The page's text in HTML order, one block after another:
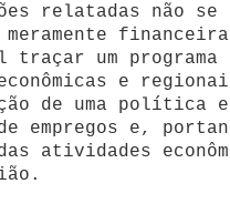
relatadas não se
traçar um programa
e
de uma política
empregos e,
atividades